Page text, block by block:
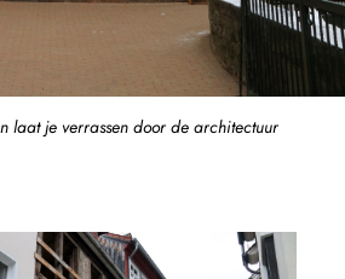
laat je verrassen door de architectuur